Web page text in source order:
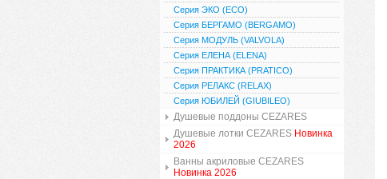
Серия ЭКО (ECO)
Серия БЕРГАМО (BERGAMO)
Серия МОДУЛЬ (VALVOLA)
Серия ЕЛЕНА (ELENA)
Серия ПРАКТИКА (PRATICO)
Серия РЕЛАКС (RELAX)
Серия ЮБИЛЕЙ (GIUBILEO)
Душевые поддоны CEZARES
Душевые лотки CEZARES Новинка
2026
Ванны акриловые CEZARES
Новинка 2026